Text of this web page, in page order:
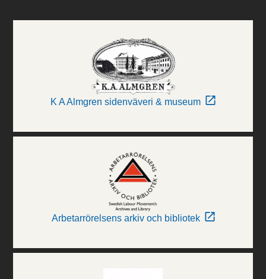
K A Almgren sidenväveri & museum
Arbetarrörelsens arkiv och bibliotek